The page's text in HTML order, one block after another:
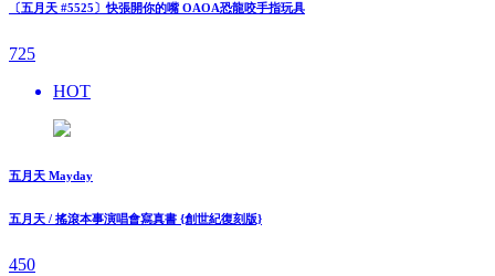
〔五月天 #5525〕快張開你的嘴 OAOA恐龍咬手指玩具
725
HOT
五月天 Mayday
五月天 / 搖滾本事演唱會寫真書 {創世紀復刻版}
450